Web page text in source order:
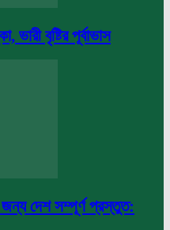
ভারী বৃষ্টির পূর্বাভাস
জন্য দেশ সম্পূর্ণ প্রস্তুত: